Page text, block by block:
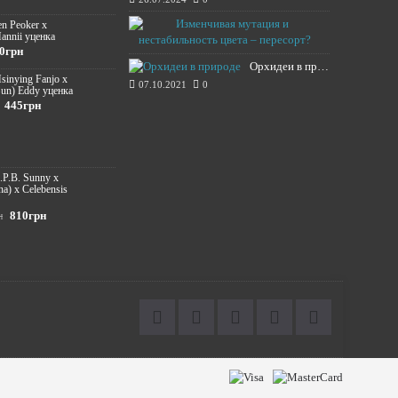
Peoker x
уценка
Fanjo x
Eddy уценка
445грн
Sunny х
x Celebensis
810грн
Орхидеи в природе
07.10.2021 0